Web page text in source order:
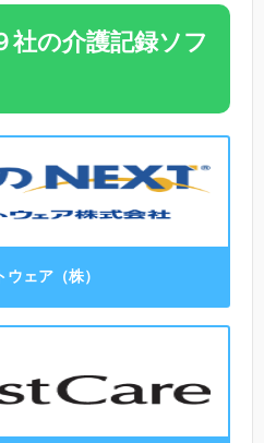
社の介護記録ソフ
ウェア（株）